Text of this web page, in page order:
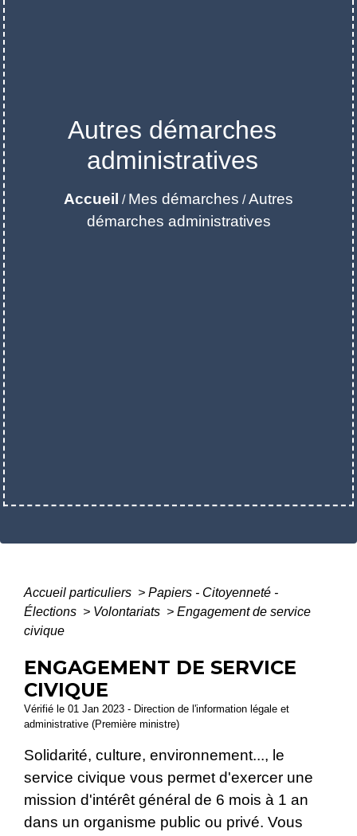
Autres démarches
administratives
Accueil / Mes démarches /Autres
démarches administratives
Accueil particuliers > Papiers - Citoyenneté -
Élections > Volontariats > Engagement de service
civique
ENGAGEMENT DE SERVICE
CIVIQUE
Vérifié le 01 Jan 2023 - Direction de l'information légale et
administrative (Première ministre)
Solidarité, culture, environnement..., le
service civique vous permet d'exercer une
mission d'intérêt général de 6 mois à 1 an
dans un organisme public ou privé. Vous